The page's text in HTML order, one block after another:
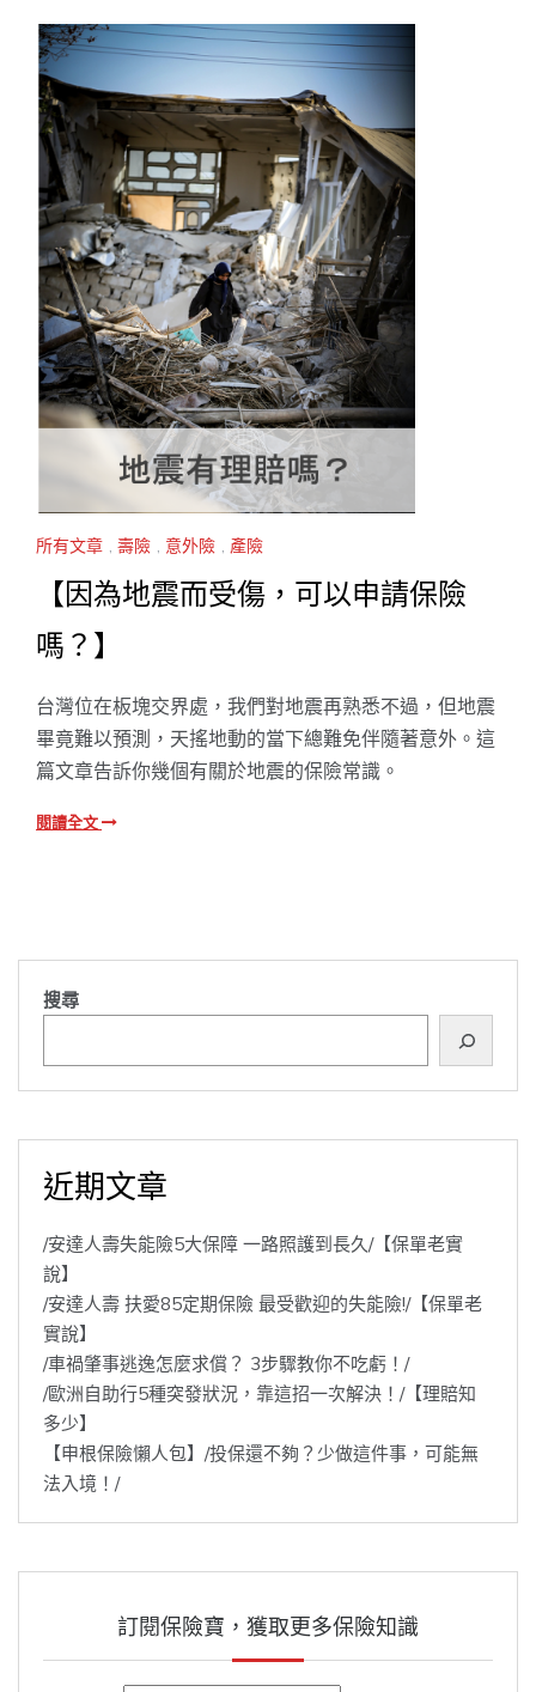
所有文章 , 壽險 , 意外險 , 產險
【因為地震而受傷，可以申請保險
嗎？】
台灣位在板塊交界處，我們對地震再熟悉不過，但地震
畢竟難以預測，天搖地動的當下總難免伴隨著意外。這
篇文章告訴你幾個有關於地震的保險常識。
閱讀全文
搜尋
近期文章
/安達人壽失能險5大保障 一路照護到長久/【保單老實
說】
/安達人壽 扶愛85定期保險 最受歡迎的失能險!/【保單老
實說】
/車禍肇事逃逸怎麼求償？ 3步驟教你不吃虧！/
/歐洲自助行5種突發狀況，靠這招一次解決！/【理賠知
多少】
【申根保險懶人包】/投保還不夠？少做這件事，可能無
法入境！/
訂閱保險寶，獲取更多保險知識